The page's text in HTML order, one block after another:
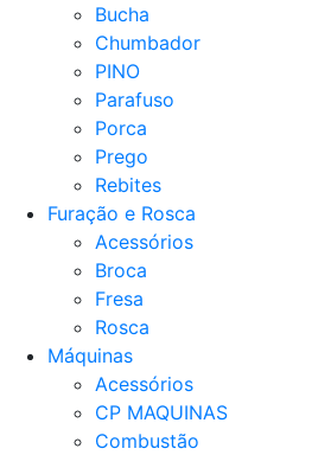
Bucha
Chumbador
PINO
Parafuso
Porca
Prego
Rebites
Furação e Rosca
Acessórios
Broca
Fresa
Rosca
Máquinas
Acessórios
CP MAQUINAS
Combustão